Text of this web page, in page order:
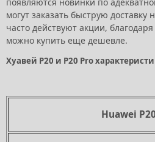
могут заказать быструю
часто действуют акции,
можно купить еще дешевле.
Хуавей P20 и P20 Pro
Huawei